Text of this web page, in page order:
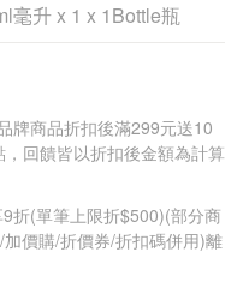
毫升 x 1 x 1Bottle瓶
牌商品折扣後滿299元送10
回饋皆以折扣後金額為計算
折(單筆上限折$500)(部分商
價購/折價券/折扣碼併用)離